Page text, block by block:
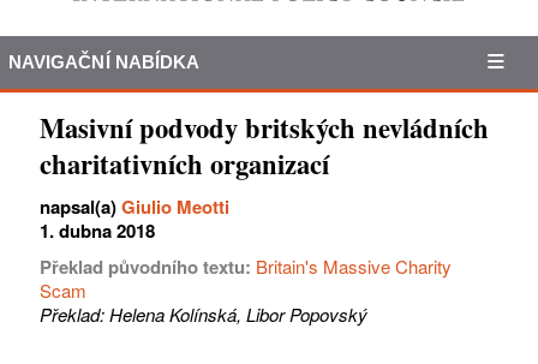
NAVIGAČNÍ NABÍDKA
Masivní podvody britských nevládních
charitativních organizací
napsal(a)Giulio Meotti
1. dubna 2018
Překlad původního textu: Britain's Massive Charity
Scam
Překlad: Helena Kolínská, Libor Popovský